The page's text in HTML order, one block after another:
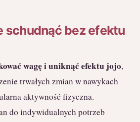
schudnąć bez efektu
wagę i uniknąć efektu jojo,
trwałych zmian w nawykach
aktywność fizyczna.
do indywidualnych potrzeb